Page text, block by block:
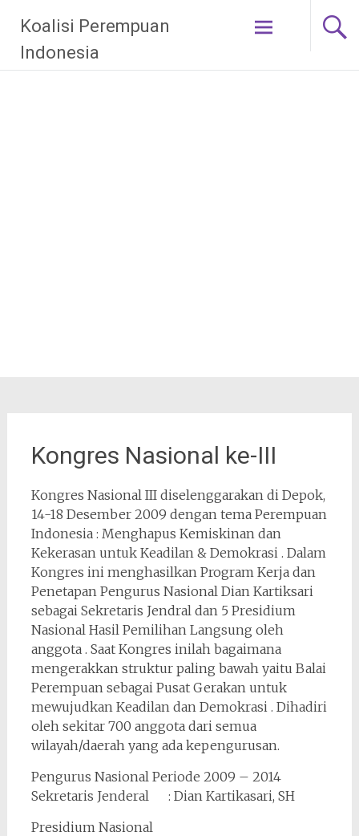
content
Koalisi Perempuan
Indonesia
Kongres Nasional ke-III
Kongres Nasional III diselenggarakan di Depok,
14-18 Desember 2009 dengan tema Perempuan
Indonesia : Menghapus Kemiskinan dan
Kekerasan untuk Keadilan & Demokrasi . Dalam
Kongres ini menghasilkan Program Kerja dan
Penetapan Pengurus Nasional Dian Kartiksari
sebagai Sekretaris Jendral dan 5 Presidium
Nasional Hasil Pemilihan Langsung oleh
anggota . Saat Kongres inilah bagaimana
mengerakkan struktur paling bawah yaitu Balai
Perempuan sebagai Pusat Gerakan untuk
mewujudkan Keadilan dan Demokrasi . Dihadiri
oleh sekitar 700 anggota dari semua
wilayah/daerah yang ada kepengurusan.
Pengurus Nasional Periode 2009 – 2014
Sekretaris Jenderal : Dian Kartikasari, SH
Presidium Nasional